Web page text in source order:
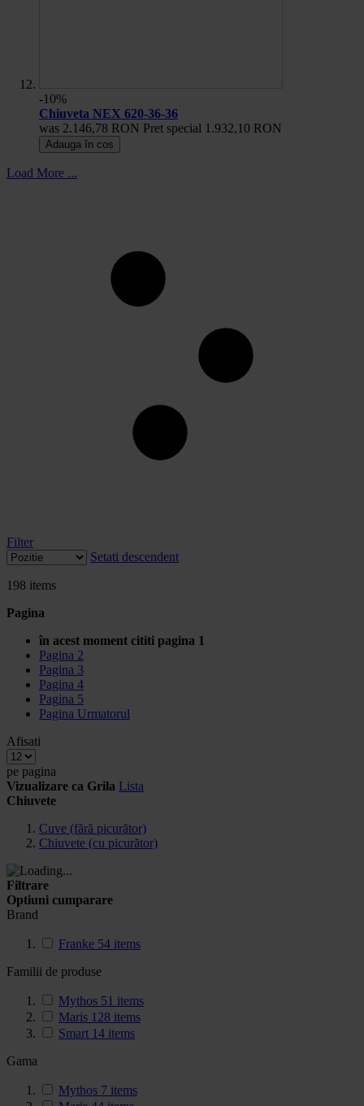
-10%
Chiuveta NEX 620-36-36
was 2.146,78 RON Pret special 1.932,10 RON
Adauga în cos
Load More ...
Filter
Setati descendent
198 items
Pagina
în acest moment cititi pagina 1
Pagina 2
Pagina 3
Pagina 4
Pagina 5
Pagina Urmatorul
Afisati
pe pagina
Vizualizare ca Grila Lista
Chiuvete
Cuve (fără picurător)
Chiuvete (cu picurător)
Filtrare
Optiuni cumparare
Brand
Franke 54 items
Familii de produse
Mythos 51 items
Maris 128 items
Smart 14 items
Gama
Mythos 7 items